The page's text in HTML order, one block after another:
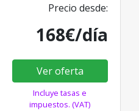
Precio desde:
168€/día
Ver oferta
Incluye tasas e
impuestos. (VAT)